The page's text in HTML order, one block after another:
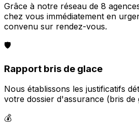
Grâce à notre réseau de 8
chez vous immédiatement en
convenu sur rendez-vous.
🛡️
Rapport bris de glace
Nous établissons les justificatifs
votre dossier d'assurance (bris de
💰